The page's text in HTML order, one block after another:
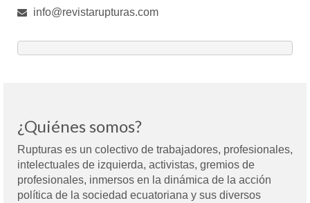
info@revistarupturas.com
¿Quiénes somos?
Rupturas es un colectivo de trabajadores, profesionales,
intelectuales de izquierda, activistas, gremios de
profesionales, inmersos en la dinámica de la acción
política de la sociedad ecuatoriana y sus diversos